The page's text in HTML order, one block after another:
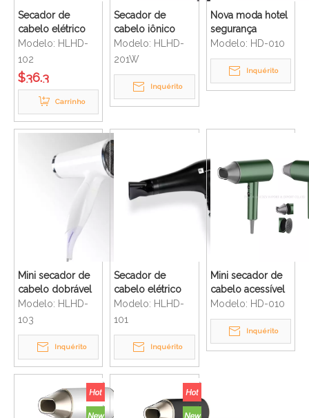
Secador de
cabelo elétrico
de segurança de
hotel com cabo
retrátil
Modelo: HLHD-
102
$36.3
Carrinho
Secador de
cabelo iônico
montado na
parede de
do hotel
Modelo: HLHD-
201W
Inquérito
Nova moda hotel
segurança
banheiro
dobrável
tamanho
compacto prático
Modelo: HD-010
Inquérito
Mini secador de
cabelo dobrável
de segurança
para banheiro
com cor branca
Modelo: HLHD-
103
Inquérito
Secador de
cabelo elétrico
operado por
sensor de
hotel por atacado
Modelo: HLHD-
101
Inquérito
Mini secador de
cabelo acessível
de tamanho
compacto do
banheiro
dobrável do hotel
Modelo: HD-010
Inquérito